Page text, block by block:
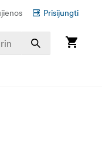
Prisijungti